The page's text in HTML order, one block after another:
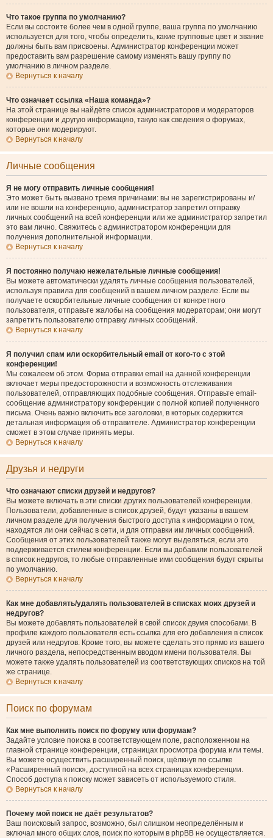
Что такое группа по умолчанию?
Если вы состоите более чем в одной группе, ваша группа по умолчанию
используется для того, чтобы определить, какие групповые цвет и звание
должны быть вам присвоены. Администратор конференции может
предоставить вам разрешение самому изменять вашу группу по
умолчанию в личном разделе.
Вернуться к началу
Что означает ссылка «Наша команда»?
На этой странице вы найдёте список администраторов и модераторов
конференции и другую информацию, такую как сведения о форумах,
которые они модерируют.
Вернуться к началу
Личные сообщения
Я не могу отправить личные сообщения!
Это может быть вызвано тремя причинами: вы не зарегистрированы и/
или не вошли на конференцию, администратор запретил отправку
личных сообщений на всей конференции или же администратор запретил
это вам лично. Свяжитесь с администратором конференции для
получения дополнительной информации.
Вернуться к началу
Я постоянно получаю нежелательные личные сообщения!
Вы можете автоматически удалять личные сообщения пользователей,
используя правила для сообщений в вашем личном разделе. Если вы
получаете оскорбительные личные сообщения от конкретного
пользователя, отправьте жалобы на сообщения модераторам; они могут
запретить пользователю отправку личных сообщений.
Вернуться к началу
Я получил спам или оскорбительный email от кого-то с этой
конференции!
Мы сожалеем об этом. Форма отправки email на данной конференции
включает меры предосторожности и возможность отслеживания
пользователей, отправляющих подобные сообщения. Отправьте email-
сообщение администратору конференции с полной копией полученного
письма. Очень важно включить все заголовки, в которых содержится
детальная информация об отправителе. Администратор конференции
сможет в этом случае принять меры.
Вернуться к началу
Друзья и недруги
Что означают списки друзей и недругов?
Вы можете включать в эти списки других пользователей конференции.
Пользователи, добавленные в список друзей, будут указаны в вашем
личном разделе для получения быстрого доступа к информации о том,
находятся ли они сейчас в сети, и для отправки им личных сообщений.
Сообщения от этих пользователей также могут выделяться, если это
поддерживается стилем конференции. Если вы добавили пользователей
в список недругов, то любые отправленные ими сообщения будут скрыты
по умолчанию.
Вернуться к началу
Как мне добавлять/удалять пользователей в списках моих друзей и
недругов?
Вы можете добавлять пользователей в свой список двумя способами. В
профиле каждого пользователя есть ссылка для его добавления в список
друзей или недругов. Кроме того, вы можете сделать это прямо из вашего
личного раздела, непосредственным вводом имени пользователя. Вы
можете также удалять пользователей из соответствующих списков на той
же странице.
Вернуться к началу
Поиск по форумам
Как мне выполнить поиск по форуму или форумам?
Задайте условие поиска в соответствующем поле, расположенном на
главной странице конференции, страницах просмотра форума или темы.
Вы можете осуществить расширенный поиск, щёлкнув по ссылке
«Расширенный поиск», доступной на всех страницах конференции.
Способ доступа к поиску может зависеть от используемого стиля.
Вернуться к началу
Почему мой поиск не даёт результатов?
Ваш поисковый запрос, возможно, был слишком неопределённым и
включал много общих слов, поиск по которым в phpBB не осуществляется.